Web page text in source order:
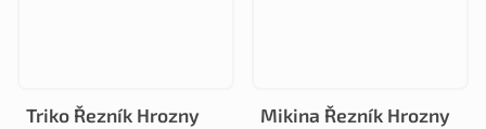
Triko Řezník Hrozny
Mikina Řezník Hrozny